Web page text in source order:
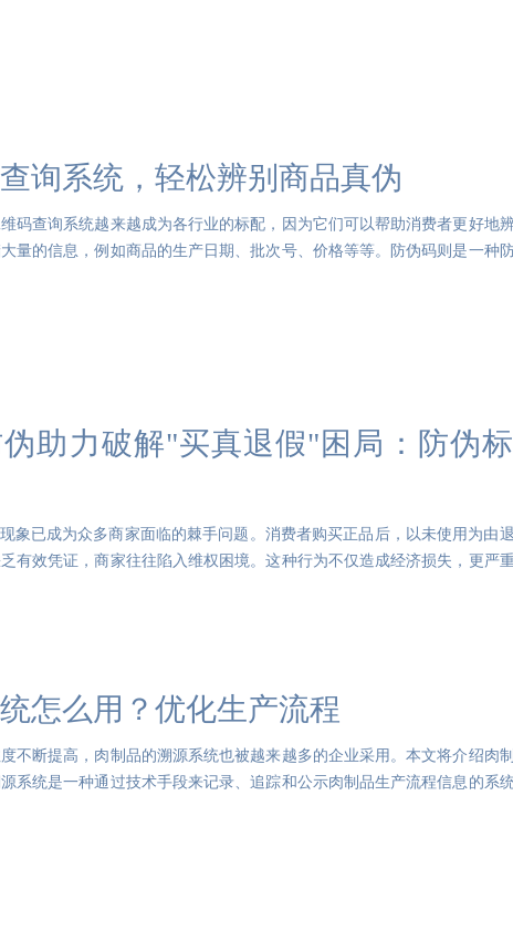
询系统，轻松辨别商品真伪
码查询系统越来越成为各行业的标配，因为它们可以帮助消费者更好地
量的信息，例如商品的生产日期、批次号、价格等等。防伪码则是一种防
伪助力破解"买真退假"困局：防伪
象已成为众多商家面临的棘手问题。消费者购买正品后，以未使用为由
有效凭证，商家往往陷入维权困境。这种行为不仅造成经济损失，更严
怎么用？优化生产流程
不断提高，肉制品的溯源系统也被越来越多的企业采用。本文将介绍肉
系统是一种通过技术手段来记录、追踪和公示肉制品生产流程信息的系